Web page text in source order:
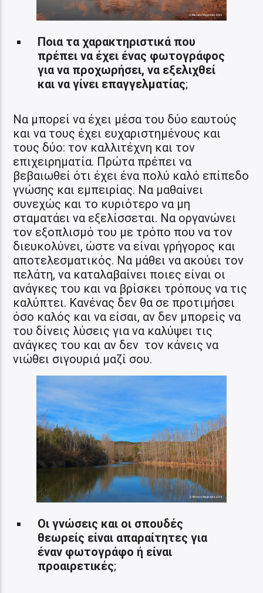
Ποια τα χαρακτηριστικά που
πρέπει να έχει ένας φωτογράφος
για να προχωρήσει, να εξελιχθεί
και να γίνει επαγγελματίας;
Να μπορεί να έχει μέσα του δύο εαυτούς
και να τους έχει ευχαριστημένους και
τους δύο: τον καλλιτέχνη και τον
επιχειρηματία. Πρώτα πρέπει να
βεβαιωθεί ότι έχει ένα πολύ καλό επίπεδο
γνώσης και εμπειρίας. Να μαθαίνει
συνεχώς και το κυριότερο να μη
σταματάει να εξελίσσεται. Να οργανώνει
τον εξοπλισμό του με τρόπο που να τον
διευκολύνει, ώστε να είναι γρήγορος και
αποτελεσματικός. Να μάθει να ακούει τον
πελάτη, να καταλαβαίνει ποιες είναι οι
ανάγκες του και να βρίσκει τρόπους να τις
καλύπτει. Κανένας δεν θα σε προτιμήσει
όσο καλός και να είσαι, αν δεν μπορείς να
του δίνεις λύσεις για να καλύψει τις
ανάγκες του και αν δεν τον κάνεις να
νιώθει σιγουριά μαζί σου.
Οι γνώσεις και οι σπουδές
θεωρείς είναι απαραίτητες για
έναν φωτογράφο ή είναι
προαιρετικές;